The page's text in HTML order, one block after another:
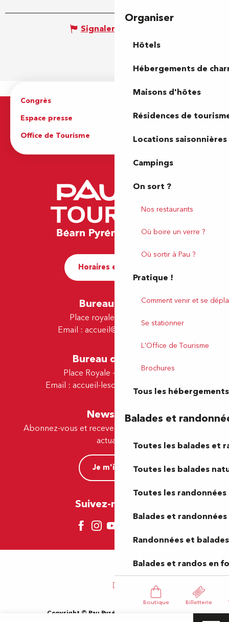
Organiser
Hôtels
Hébergements de
Maisons d'hôtes
Résidences de
Locations saisonnières
Campings
On sort ?
Nos restaurants
Où boire un verre ?
Où sortir à Pau ?
Pratique !
Comment venir et se
Se stationner
L'Office de Tourisme
Brochures
Tous les hébergements
Balades et
Toutes les balades et
Toutes les balades
Toutes les randonnées
Balades et
Randonnées et
Balades et randos en
Boutique Billetterie
Signaler une erreur
Congrès
Espace presse
Brochures
Office de Tourisme
Horaires et contact
Bureau de Pau
Place royale - 64000 Pau
Email : accueil@tourismepau.fr
Bureau de Lescar
Place Royale - 64230 Lescar
Email : accueil-lescar@tourismepau.fr
Newsletter
Abonnez-vous et recevez par e-mail nos offres et
actualités.
Je m'inscris
Suivez-nous ici !
Copyright © Pau Pyrénées Tourisme 2024